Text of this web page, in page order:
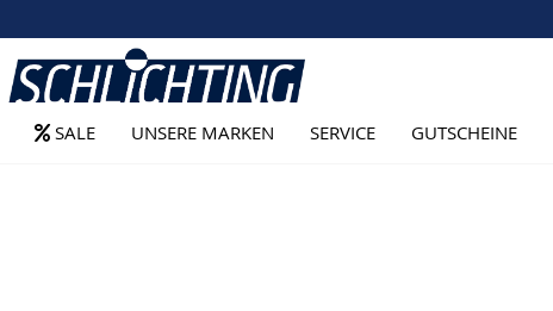
SALE UNSERE MARKEN SERVICE GUTSCHEINE